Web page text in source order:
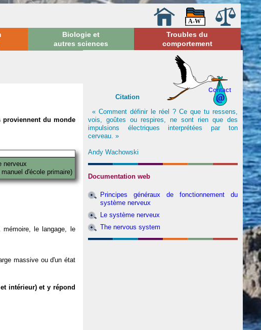
Biologie et
autres sciences
Troubles du
comportement
proviennent du monde
nerveux
d'école primaire)
le langage, le
massive ou d'un état
intérieur) et y répond
Contact
Citation
« Comment définir le réel ? Ce que tu ressens,
vois, goûtes ou respires, ne sont rien que des
impulsions électriques interprétées par ton
cerveau. »
Andy Wachowski
Documentation web
Principes généraux de fonctionnement du
système nerveux
Le système nerveux
The nervous system